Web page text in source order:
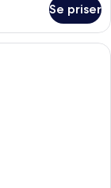
Se priser
med mørke